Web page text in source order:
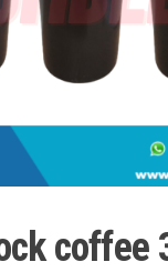
coffee